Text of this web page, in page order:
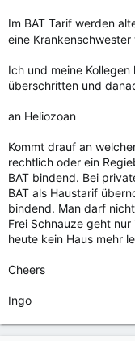
Im BAT Tarif werden
eine
Ich und meine
überschritten und
an Heliozoan
Kommt drauf an
rechtlich oder ein
BAT bindend. Bei
BAT als Haustarif
bindend. Man darf
Frei Schnauze geht
heute kein Haus mehr
Cheers
Ingo